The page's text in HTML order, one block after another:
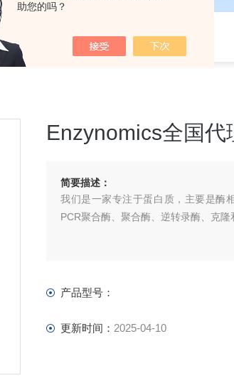
助您的吗？
Enzynomics全国代
简要描述：
我们是一家专注于蛋白质，主要是酶
PCR聚合酶、聚合酶、逆转录酶、克隆
产品型号：
更新时间： 2025-04-10